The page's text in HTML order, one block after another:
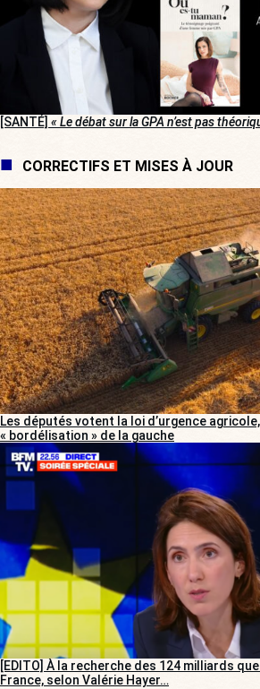
[SANTÉ] « Le débat sur la GPA n’est pas
CORRECTIFS ET MISES À JOUR
Les députés votent la loi d’urgence
« bordélisation » de la gauche
[EDITO] À la recherche des 124 milliards que
France, selon Valérie Hayer…